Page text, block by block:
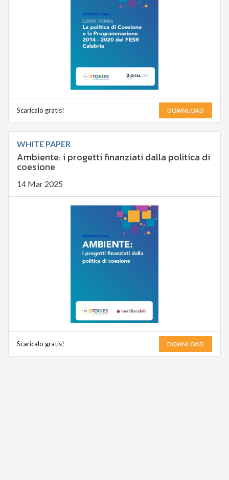
Scaricalo gratis! DOWNLOAD
WHITE PAPER
Ambiente: i progetti finanziati dalla politica di
coesione
14 Mar 2025
Scaricalo gratis! DOWNLOAD